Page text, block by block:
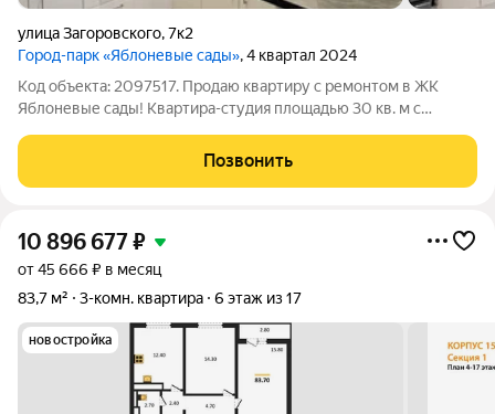
улица Загоровского,7к2
Город-парк «Яблоневые сады», 4 квартал 2024
Код объекта: 2097517. Продаю квартиру с ремонтом в ЖК
Яблоневые сады! Квартира-студия площадью 30 кв. м с
идеальное решение для комфортной жизни или выгодной
инвестиции. В студии остается
Позвонить
10 896 677₽
от 45 666 ₽ в месяц
83,7 м²
3-комн. квартира 6 этаж из 17
новостройка